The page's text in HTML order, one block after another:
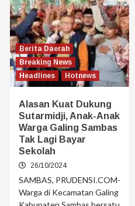
Berita Daerah
Breaking News
Headlines
Hotnews
Alasan Kuat Dukung
Sutarmidji, Anak-Anak
Warga Galing Sambas
Tak Lagi Bayar
Sekolah
26/10/2024
SAMBAS, PRUDENSI.COM-
Warga di Kecamatan Galing